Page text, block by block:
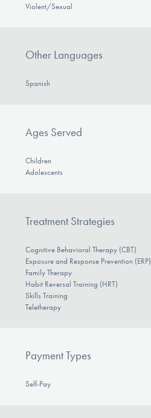
Violent/Sexual
Other Languages
Spanish
Ages Served
Children
Adolescents
Treatment Strategies
Cognitive Behavioral Therapy (CBT)
Exposure and Response Prevention (ERP)
Family Therapy
Habit Reversal Training (HRT)
Skills Training
Teletherapy
Payment Types
Self-Pay